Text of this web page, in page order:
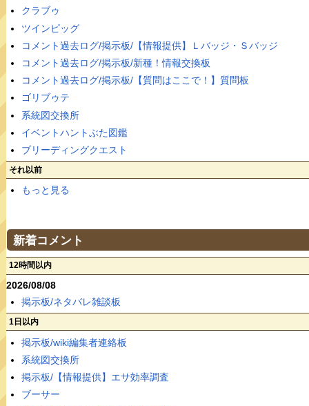
クラブゥ
ツインピッグ
コメント過去ログ/掲示板/【情報提供】Ｌバッジ・Ｓバッジ
コメント過去ログ/掲示板/新種！情報交換板
コメント過去ログ/掲示板/【質問はここで！】質問板
ゴリブゥテ
系統図交換所
イベントハントぶた図鑑
ブリーディングクエスト
それ以前
もっと見る
新着コメント
12時間以内
2026/08/08
掲示板/ネタバレ雑談板
1日以内
掲示板/wiki編集者連絡板
系統図交換所
掲示板/【情報提供】エサ効率調査
ブーサー